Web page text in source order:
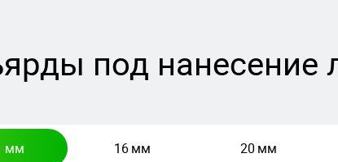
под нанесение
мм 16 мм 20 мм